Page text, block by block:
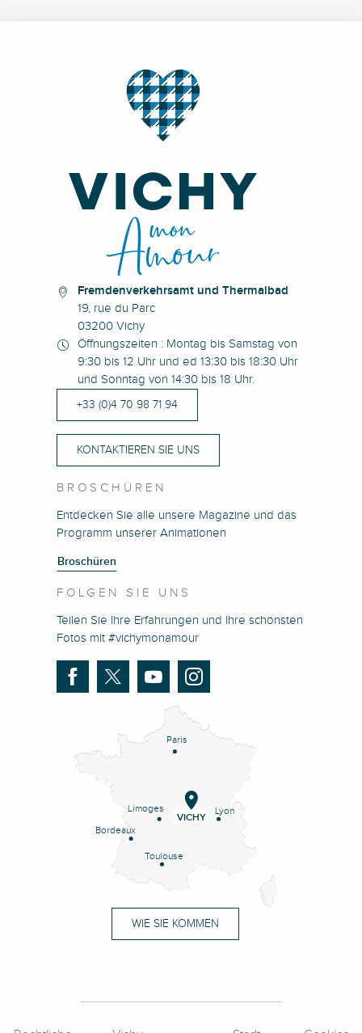
Fremdenverkehrsamt und Thermalbad
19, rue du Parc
03200 Vichy
Öffnungszeiten : Montag bis Samstag von
9:30 bis 12 Uhr und ed 13:30 bis 18:30 Uhr
und Sonntag von 14:30 bis 18 Uhr.
+33 (0)4 70 98 71 94
KONTAKTIEREN SIE UNS
BROSCHÜREN
Entdecken Sie alle unsere Magazine und das
Programm unserer Animationen
Broschüren
FOLGEN SIE UNS
Teilen Sie Ihre Erfahrungen und Ihre schönsten
Fotos mit #vichymonamour
Paris
Lyon
Limoges
Bordeaux
Toulouse
VICHY
WIE SIE KOMMEN